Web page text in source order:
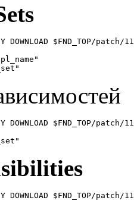
0 Y DOWNLOAD
0 Y DOWNLOAD
0 Y DOWNLOAD $FND_TOP/